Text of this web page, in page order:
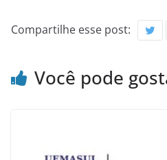
Compartilhe esse post:
Você pode